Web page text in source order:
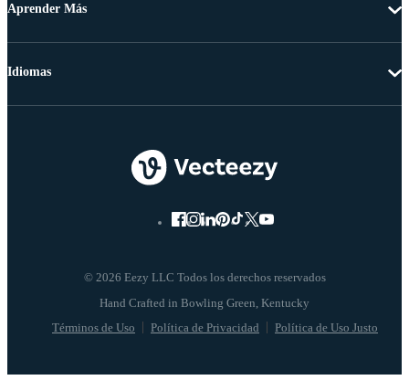
Aprender Más
© 2026 Eezy LLC Todos los derechos reservados
Términos de Uso Política de Privacidad Política de Uso Justo
Idiomas